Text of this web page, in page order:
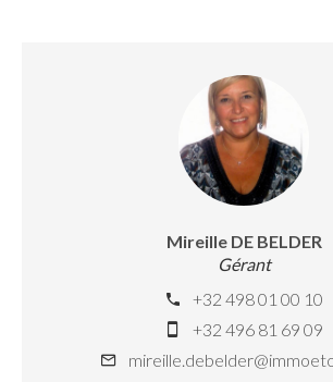
Mireille DE BELDER
Gérant
+32 498 01 00 10
+32 496 81 69 09